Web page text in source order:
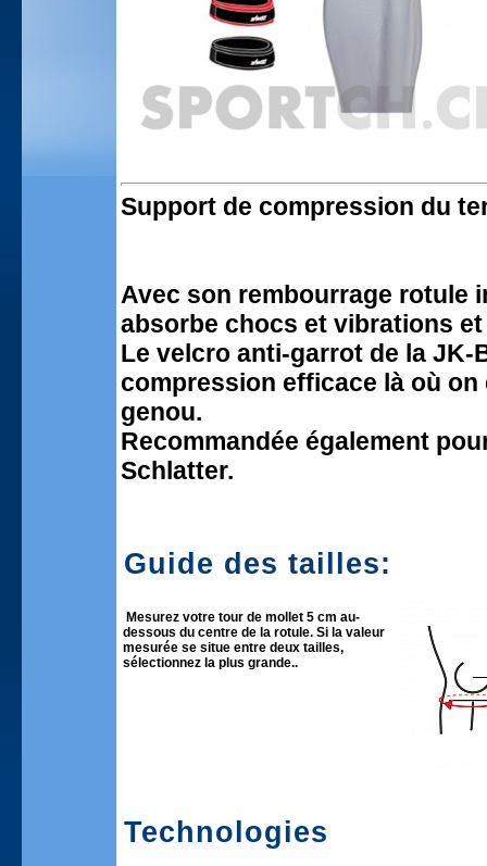
Support de compression du
Avec son rembourrage rotule
absorbe chocs et vibrations
Le velcro anti-garrot de la JK-
compression efficace là où on
genou.
Recommandée également
Schlatter.
Guide des tailles:
Mesurez votre tour de mollet 5 cm au-
dessous du centre de la rotule. Si la valeur
mesurée se situe entre deux tailles,
sélectionnez la plus grande..
Technologies